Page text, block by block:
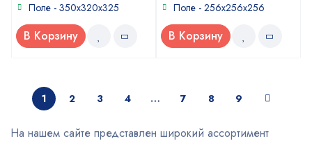
Поле - 350х320х325
В Корзину
Поле - 256х256х256
В Корзину
1 2 3 4 … 7 8 9
На нашем сайте представлен широкий ассортимент